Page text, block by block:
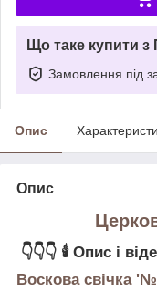
Що таке купити
Замовлення під
Опис
Опис
👇👇👇 🕯Опис і
Воскова свічка